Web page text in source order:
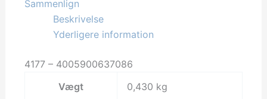
Aloe
Sammenlign
Beskrivelse
Yderligere information
4177 – 4005900637086
Vægt
0,430 kg